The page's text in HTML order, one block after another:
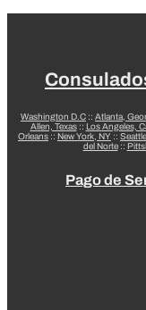
Washington D.C :: Atlanta,
Allen, Texas:: Los Angeles,
Orleans :: New York, NY ::
del Norte::
Pago de